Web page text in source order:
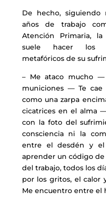
De hecho,
años de trabajo
Atención Primaria,
suele hacer los
metafóricos de su
– Me ataco mucho
municiones — Te
como una zarpa
cicatrices en el alma
con la foto del
consciencia ni la
entre el desdén y el
aprender un código
del trabajo, todos los
por los gritos, el calor
Me encuentro entre el